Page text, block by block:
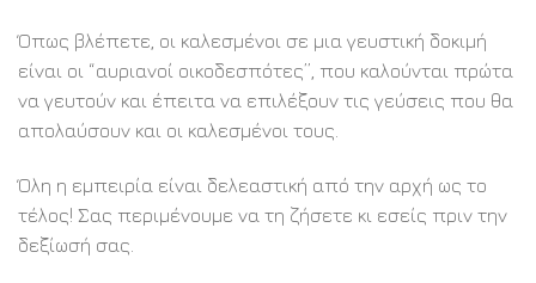
Όπως βλέπετε, οι καλεσμένοι σε μια γευστική δοκιμή
είναι οι “αυριανοί οικοδεσπότες”, που καλούνται πρώτα
να γευτούν και έπειτα να επιλέξουν τις γεύσεις που θα
απολαύσουν και οι καλεσμένοι τους.
Όλη η εμπειρία είναι δελεαστική από την αρχή ως το
τέλος! Σας περιμένουμε να τη ζήσετε κι εσείς πριν την
δεξίωσή σας.